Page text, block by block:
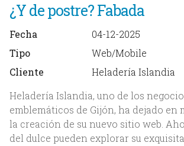
¿Y de postre? Fabada
Fecha
04-12-2025
Tipo
Web/Mobile
Cliente
Heladería Islandia
Heladería Islandia, uno de los
emblemáticos de Gijón, ha dejado en
la creación de su nuevo sitio web.
del dulce pueden explorar su